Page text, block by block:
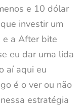
e 10 dólar
investir um
e a After bite
eu dar uma lida
aí aqui eu
é o ver ou não
estratégia